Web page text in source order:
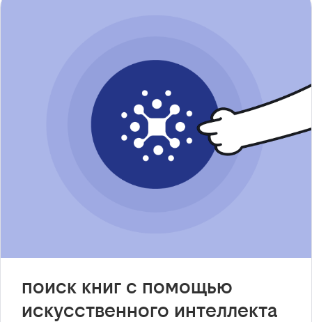
поиск книг с помощью
искусственного интеллекта